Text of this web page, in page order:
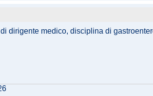
dirigente medico, disciplina di